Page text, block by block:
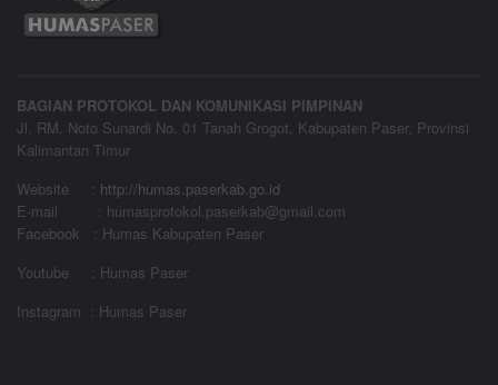
BAGIAN PROTOKOL DAN KOMUNIKASI PIMPINAN
Jl. RM. Noto Sunardi No. 01 Tanah Grogot, Kabupaten Paser, Provinsi
Kalimantan Timur
Website
: http://humas.paserkab.go.id
E-mail : humasprotokol.paserkab@gmail.com
Facebook : Humas Kabupaten Paser
Youtube : Humas Paser
Instagram : Humas Paser